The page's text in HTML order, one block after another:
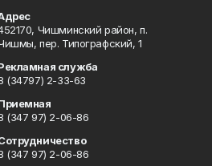
Чишминский район, п.
пер. Типографский, 1
служба
(34797) 2-33-63
(347 97) 2-06-86
(347 97) 2-06-86